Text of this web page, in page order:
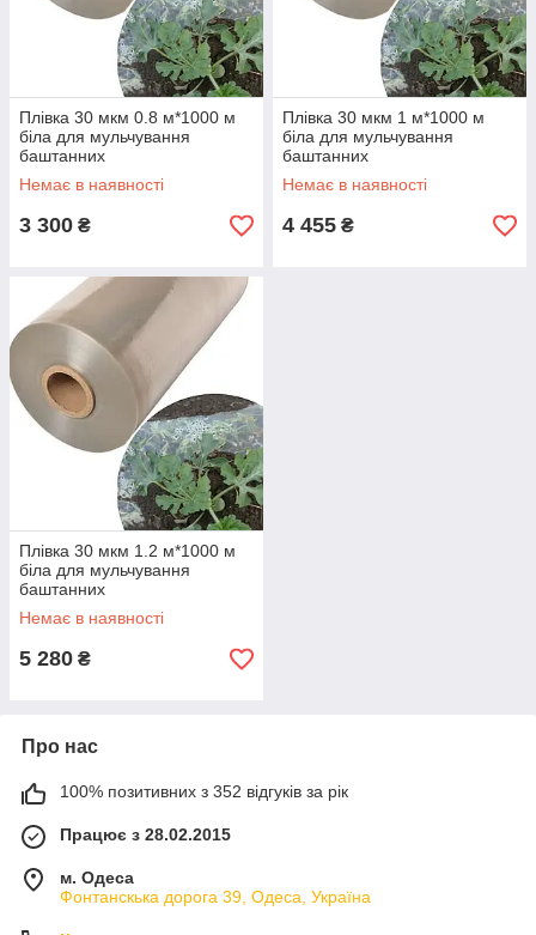
Плівка 30 мкм 0.8 м*1000 м
біла для мульчування
баштанних
Немає в наявності
3 300 ₴
Плівка 30 мкм 1 м*1000 м
біла для мульчування
баштанних
Немає в наявності
4 455 ₴
Плівка 30 мкм 1.2 м*1000 м
біла для мульчування
баштанних
Немає в наявності
5 280 ₴
Про нас
100% позитивних з 352 відгуків за рік
Працює з 28.02.2015
м. Одеса
Фонтанскька дорога 39, Одеса, Україна